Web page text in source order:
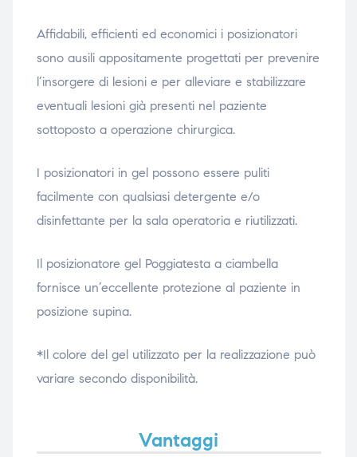
Affidabili, efficienti ed economici i posizionatori
sono ausili appositamente progettati per prevenire
l’insorgere di lesioni e per alleviare e stabilizzare
eventuali lesioni già presenti nel paziente
sottoposto a operazione chirurgica.
I posizionatori in gel possono essere puliti
facilmente con qualsiasi detergente e/o
disinfettante per la sala operatoria e riutilizzati.
Il posizionatore gel Poggiatesta a ciambella
fornisce un’eccellente protezione al paziente in
posizione supina.
*Il colore del gel utilizzato per la realizzazione può
variare secondo disponibilità.
Vantaggi